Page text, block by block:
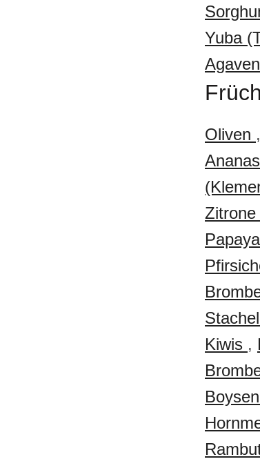
Yuba
Oliven ,
Ananas
Zitrone
Kiwis ,